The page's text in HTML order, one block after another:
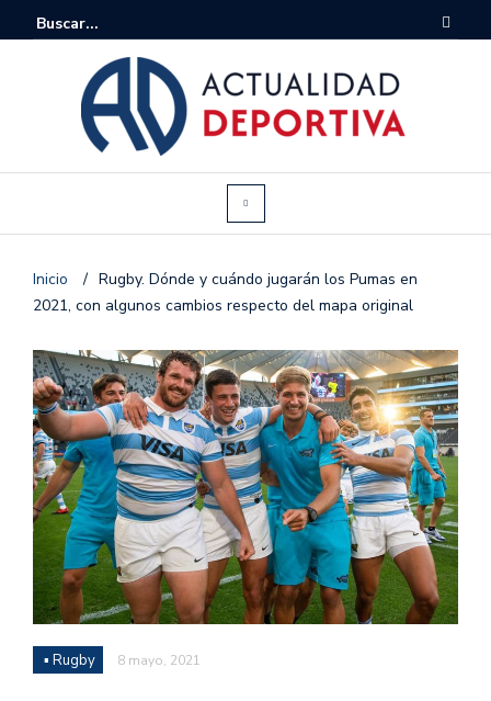
Inicio / Rugby. Dónde y cuándo jugarán los Pumas en
2021, con algunos cambios respecto del mapa original
▪ Rugby 8 mayo, 2021